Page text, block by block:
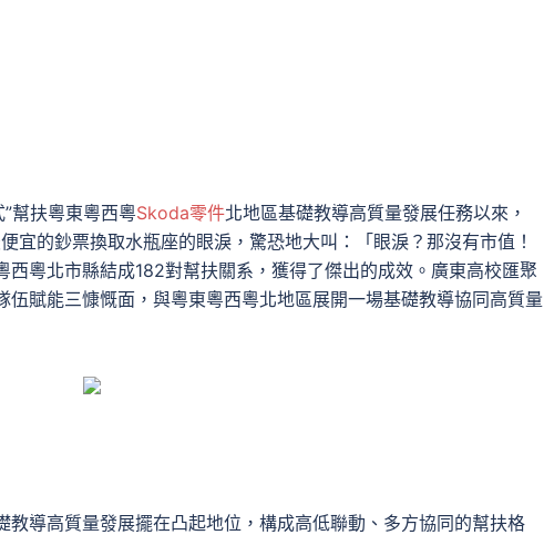
幫扶粵東粵西粵Skoda零件北地區基礎教導高質量發展任務以來，
宜的鈔票換取水瓶座的眼淚，驚恐地大叫：「眼淚？那沒有市值！
粵北市縣結成182對幫扶關系，獲得了傑出的成效。廣東高校匯聚
賦能三慷慨面，與粵東粵西粵北地區展開一場基礎教導協同高質量
導高質量發展擺在凸起地位，構成高低聯動、多方協同的幫扶格